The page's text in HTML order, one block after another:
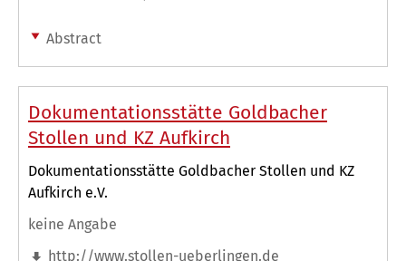
Abstract
Dokumentationsstätte Goldbacher
Stollen und KZ Aufkirch
Dokumentationsstätte Goldbacher Stollen und KZ
Aufkirch e.V.
keine Angabe
http://www.stollen-ueberlingen.de